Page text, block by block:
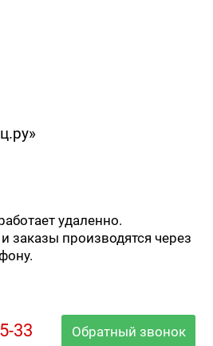
удаленно.
заказы производятся через
33 Обратный звонок